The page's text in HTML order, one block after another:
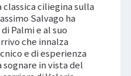
classica ciliegina sulla
Salvago ha
Palmi e al suo
che innalza
e di esperienza
sognare in vista del